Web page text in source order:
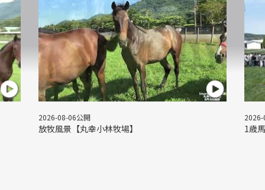
2026-08-06公開
放牧風景【丸幸小林牧場】 1歳